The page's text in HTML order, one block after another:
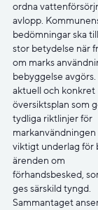
ordna
avlopp.
bedömningar ska
stor betydelse när
om marks
bebyggelse avgörs.
aktuell och konkret
översiktsplan som
tydliga riktlinjer för
viktigt underlag för
ärenden om
förhandsbesked,
ges särskild tyngd.
Sammantaget